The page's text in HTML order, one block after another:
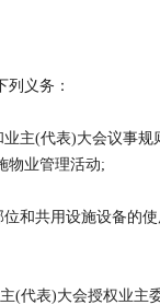
义务：
(代表)大会议事规
物业管理活动;
共用设施设备的使
代表)大会授权业主